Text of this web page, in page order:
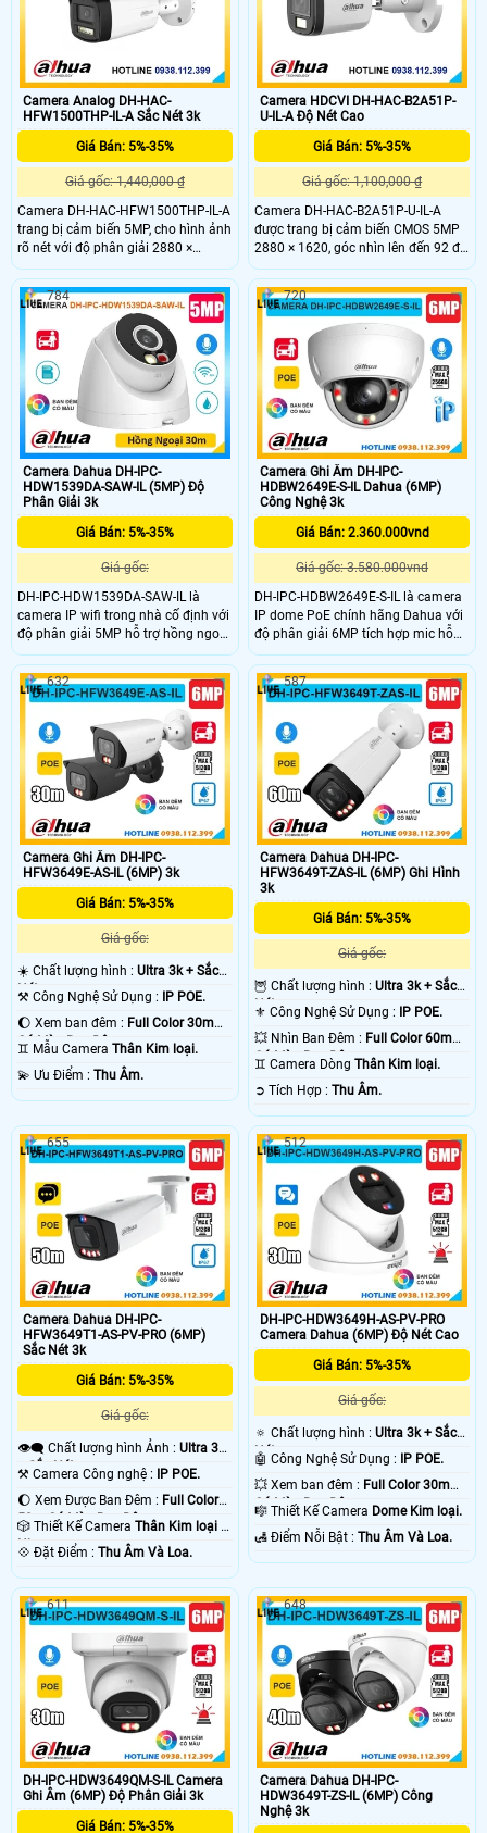
Camera Analog DH-HAC-
HFW1500THP-IL-A Sắc Nét 3k
Giá Bán: 5%-35%
Giá gốc: 1,440,000 ₫
Camera DH-HAC-HFW1500THP-IL-A
trang bị cảm biến 5MP, cho hình ảnh
rõ nét với độ phân giải 2880 ×
1620@25fps. Kết hợp ánh sáng kép
thông minh gồm LED ánh sáng ấm
và hồng ngoại, giúp thu hình màu
ban đêm hiệu quả trong tầm xa lên
đến 80m, đảm bảo quan sát tốt cả
trong điều kiện thiếu sáng.
Camera HDCVI DH-HAC-B2A51P-
U-IL-A Độ Nét Cao
Giá Bán: 5%-35%
Giá gốc: 1,100,000 ₫
Camera DH-HAC-B2A51P-U-IL-A
được trang bị cảm biến CMOS 5MP
2880 × 1620, góc nhìn lên đến 92 độ
giúp thu được hình ảnh sắc nét với
góc nhìn rộng. Thiết kế vỏ kim loại,
chống nước đạt chuẩn IP67, hỗ trợ
linh hoạt 4 chế độ tín hiệu
(CVI/TVI/AHD/Analog) và tích hợp
công tắc chuyển đổi nhanh, giúp
tương thích tốt với nhiều hệ thống.
Camera Dahua DH-IPC-
HDW1539DA-SAW-IL (5MP) Độ
Phân Giải 3k
Giá Bán: 5%-35%
Giá gốc:
DH-IPC-HDW1539DA-SAW-IL là
camera IP wifi trong nhà cố định với
độ phân giải 5MP hỗ trợ hồng ngoại
ban đêm lên đến 30m và công nghệ
full color sắc nét. Camera tích hợp
micro ghi âm và khả năng phát hiện
chính xác người và phương tiện,
cùng khe cắm thẻ nhớ tối đa 256GB.
Đây là lựa chọn camera giá rẻ, chất
lượng cao phù hợp cho nhu cầu
giám sát trong nhà.
784
Camera Ghi Âm DH-IPC-
HDBW2649E-S-IL Dahua (6MP)
Công Nghệ 3k
Giá Bán: 2.360.000vnd
Giá gốc: 3.580.000vnd
DH-IPC-HDBW2649E-S-IL là camera
IP dome PoE chính hãng Dahua với
độ phân giải 6MP tích hợp mic hỗ
trợ ghi âm cực to rõ và khe cắm thẻ
nhớ lên đến 256GB. Camera tích
hợp hồng ngoại 30m và công nghệ
full color cho hình ảnh có màu vào
ban đêm 30m. Camera có khả năng
phát hiện chính xác người và
phương tiện, phù hợp cho các giải
pháp an ninh thông minh giá rẻ.
720
Camera Ghi Âm DH-IPC-
HFW3649E-AS-IL (6MP) 3k
Giá Bán: 5%-35%
Giá gốc:
☀️ Chất lượng hình : Ultra 3k + Sắc
Nét .
⚒ Công Nghệ Sử Dụng :
IP POE.
🌔 Xem ban đêm : Full Color 30m
Có Màu Ban Ðêm.
♊ Mẫu Camera Thân Kim loại.
️💫 Ưu Điểm : Thu Âm.
632
Camera Dahua DH-IPC-
HFW3649T-ZAS-IL (6MP) Ghi Hình
3k
Giá Bán: 5%-35%
Giá gốc:
🦉 Chất lượng hình :Ultra 3k + Sắc
Nét .
⚜️ Công Nghệ Sử Dụng :
IP POE.
💥 Nhìn Ban Đêm : Full Color 60m
Có Màu Ban Ðêm.
♊ Camera DòngThân Kim loại.
️➲ Tích Hợp :Thu Âm.
587
Camera Dahua DH-IPC-
HFW3649T1-AS-PV-PRO (6MP)
Sắc Nét 3k
Giá Bán: 5%-35%
Giá gốc:
👁️‍🗨 Chất lượng hình Ảnh : Ultra 3k
+ Sắc Nét .
⚒ Camera Công nghệ : IP POE.
🌔 Xem Được Ban Đêm : Full Color
50m Có Màu Ban Ðêm.
🎲 Thiết Kế Camera Thân Kim loại +
Nhựa.
️💠 Đặt Điểm : Thu Âm Và Loa.
655
DH-IPC-HDW3649H-AS-PV-PRO
Camera Dahua (6MP) Độ Nét Cao
Giá Bán: 5%-35%
Giá gốc:
🔅 Chất lượng hình :Ultra 3k + Sắc
Nét .
🤖️ Công Nghệ Sử Dụng : IP POE.
💥 Xem ban đêm : Full Color 30m
Có Màu Ban Ðêm.
🎼️ Thiết Kế Camera Dome Kim loại.
️🛃 Điểm Nỗi Bật :Thu Âm Và Loa.
512
DH-IPC-HDW3649QM-S-IL Camera
Ghi Âm (6MP) Độ Phân Giải 3k
Giá Bán: 5%-35%
611
Camera Dahua DH-IPC-
HDW3649T-ZS-IL (6MP) Công
Nghệ 3k
648